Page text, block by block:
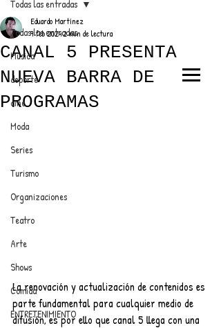
ANUNCIATE CON NOSOTROS
PARA MÁS INFORMACIÓN:
dinamicaseltrendytop@gmail.com
EL TRENDY TOP
CON EDDY MARTINEZ
Todas las entradas
Música
deporte
cine
Moda
Series
Turismo
Organizaciones
Teatro
Arte
Shows
Comida
ENTRETENIMIENTO
Todas las entradas
CANAL 5 PRESENTA
NUEVA BARRA DE
PROGRAMAS
Eduardo Martínez
9 feb 20242 min de lectura
La renovación y actualización de contenidos es
parte fundamental para cualquier medio de
difusión, es por ello que canal 5 llega con una